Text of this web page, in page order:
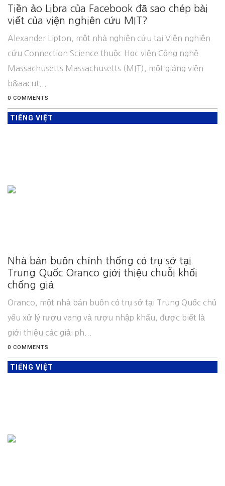
Tiền ảo Libra của Facebook đã sao chép bài
viết của viện nghiên cứu MIT?
Alexander Lipton, một nhà nghiên cứu tại Viện nghiên
cứu Connection Science thuộc Học viện Công nghệ
Massachusetts Massachusetts (MIT), một giảng viên
b&aacut...
0 COMMENTS
TIẾNG VIỆT
Nhà bán buôn chính thống có trụ sở tại
Trung Quốc Oranco giới thiệu chuỗi khối
chống giả
Oranco, một nhà bán buôn có trụ sở tại Trung Quốc chủ
yếu xử lý rượu vang và rượu nhập khẩu, được biết là
giới thiệu các giải ph...
0 COMMENTS
TIẾNG VIỆT